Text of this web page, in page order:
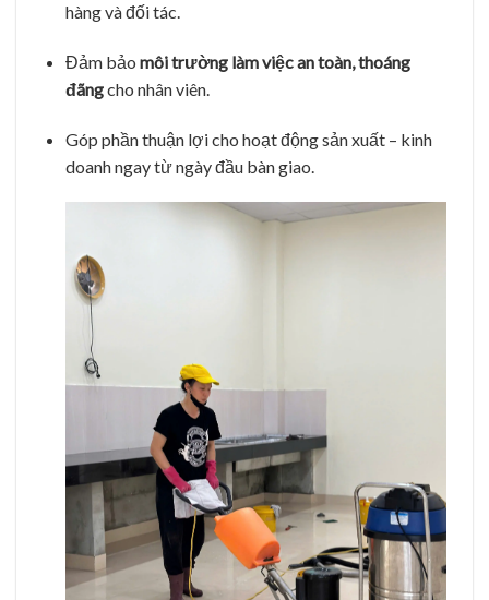
hàng và đối tác.
Đảm bảo môi trường làm việc an toàn, thoáng
đãngcho nhân viên.
Góp phần thuận lợi cho hoạt động sản xuất – kinh
doanh ngay từ ngày đầu bàn giao.